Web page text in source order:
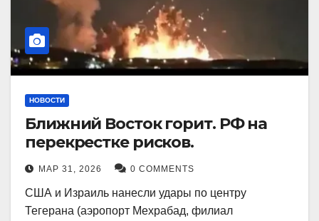
НОВОСТИ
Ближний Восток горит. РФ на
перекрестке рисков.
МАР 31, 2026 0 COMMENTS
США и Израиль нанесли удары по центру
Тегерана (аэропорт Мехрабад, филиал